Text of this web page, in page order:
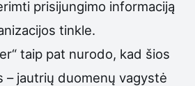
prisijungimo informaciją
tinkle.
taip pat nurodo, kad šios
– jautrių duomenų vagystė